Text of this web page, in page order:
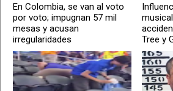
En Colombia, se van al voto
por voto; impugnan 57 mil
mesas y acusan
irregularidades
Tree y